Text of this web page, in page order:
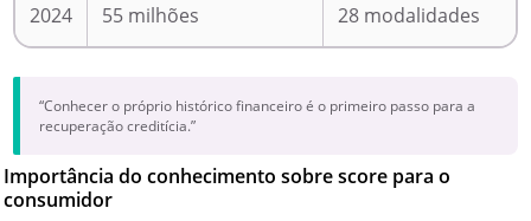
2024 55 milhões 28 modalidades
“Conhecer o próprio histórico financeiro é o primeiro passo para a
recuperação creditícia.”
Importância do conhecimento sobre score para o
consumidor